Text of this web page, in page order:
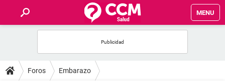
MENU
FOROS
Foros Embarazo